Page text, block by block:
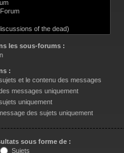
les sous-forums :
:
et le contenu des messages
messages uniquement
uniquement
des sujets uniquement
sous forme de :
Sujets